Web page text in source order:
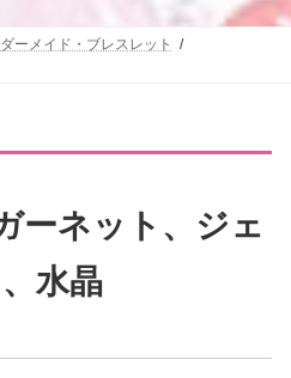
ーメイド・ブレスレット
ーネット、ジェ
水晶